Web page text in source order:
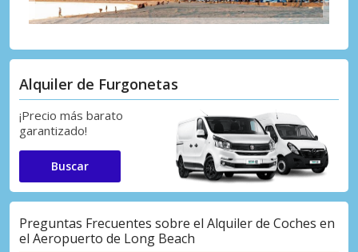
Alquiler de Furgonetas
¡Precio más barato
garantizado!
Buscar
Preguntas Frecuentes sobre el Alquiler de Coches en
el Aeropuerto de Long Beach